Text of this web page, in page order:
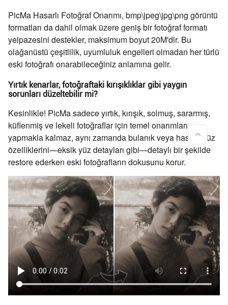
PicMa Hasarlı Fotoğraf Onarımı, bmp\jpeg\jpg\png görüntü
formatları da dahil olmak üzere geniş bir fotoğraf formatı
yelpazesini destekler, maksimum boyut 20M'dir. Bu
olağanüstü çeşitlilik, uyumluluk engelleri olmadan her türlü
eski fotoğrafı onarabileceğiniz anlamına gelir.
Yırtık kenarlar, fotoğraftaki kırışıklıklar gibi yaygın
sorunları düzeltebilir mi?
Kesinlikle! PicMa sadece yırtık, kırışık, solmuş, sararmış,
küflenmiş ve lekeli fotoğraflar için temel onarımları
yapmakla kalmaz, aynı zamanda bulanık veya hasarlı yüz
özelliklerini—eksik yüz detayları gibi—detaylı bir şekilde
restore ederken eski fotoğrafların dokusunu korur.